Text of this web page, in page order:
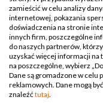
Klatka
Klatka
Nie
Używaj
zamieścić w celu analizy
internetowej, pokazania
doświadczenia na stronie
innych firm, poszczególne
do naszych partnerów,
uzyskać więcej informacji na
na poszczególne, wybierz
Dane są gromadzone w celu
reklamowych. Dane mogą
znaleźćtutaj.